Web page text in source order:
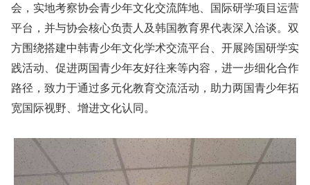
会，实地考察协会青少年文化交流阵地、国际研学项目运营
平台，并与协会核心负责人及韩国教育界代表深入洽谈。双
方围绕搭建中韩青少年文化学术交流平台、开展跨国研学实
践活动、促进两国青少年友好往来等内容，进一步细化合作
路径，致力于通过多元化教育交流活动，助力两国青少年拓
宽国际视野、增进文化认同。